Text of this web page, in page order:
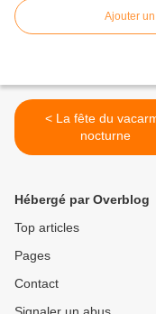
Ajouter
< La fête du vacarme
nocturne
Hébergé par Overblog
Top articles
Pages
Contact